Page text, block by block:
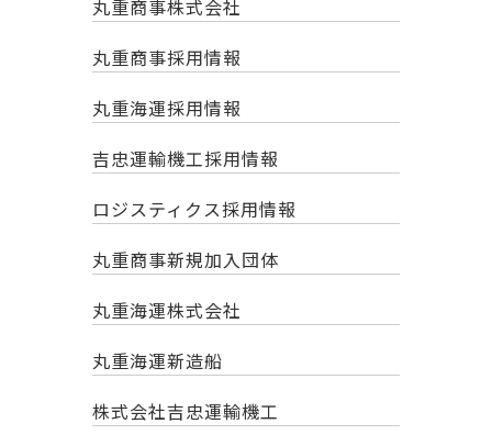
丸重商事株式会社
丸重商事採用情報
丸重海運採用情報
吉忠運輸機工採用情報
ロジスティクス採用情報
丸重商事新規加入団体
丸重海運株式会社
丸重海運新造船
株式会社吉忠運輸機工